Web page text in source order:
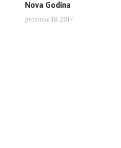
Nova Godina
prosinac 18, 2017